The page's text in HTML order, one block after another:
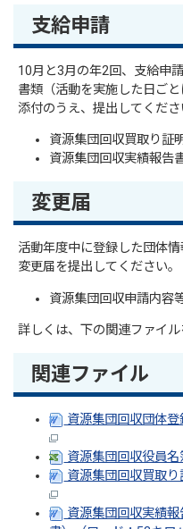
支給申請
10月と3月の年2回、支給申
書類（活動を実施した日ご
添付のうえ、提出してくださ
資源集団回収買取り証
資源集団回収実績報告
変更届
活動年度中に登録した団体
変更届を提出してください。
資源集団回収申請内容
詳しくは、下の関連ファイル
関連ファイル
資源集団回収団体
資源集団回収役員
資源集団回収買取
資源集団回収実績